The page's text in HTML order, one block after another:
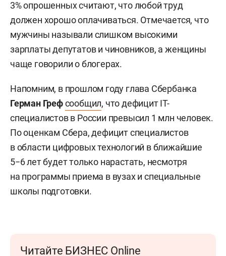
3% опрошенных считают, что любой труд
должен хорошо оплачиваться. Отмечается, что
мужчины называли слишком высокими
зарплаты депутатов и чиновников, а женщины
чаще говорили о блогерах.
Напомним, в прошлом году глава Сбербанка
Герман Грефсообщил, что дефицит IT-
специалистов в России превысил 1 млн человек.
По оценкам Сбера, дефицит специалистов
в области цифровых технологий в ближайшие
5−6 лет будет только нарастать, несмотря
на программы приема в вузах и специальные
школы подготовки.
Читайте БИЗНЕС Online